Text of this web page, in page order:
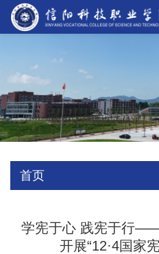
首页
学宪于心 践宪于行
开展“12·4国家